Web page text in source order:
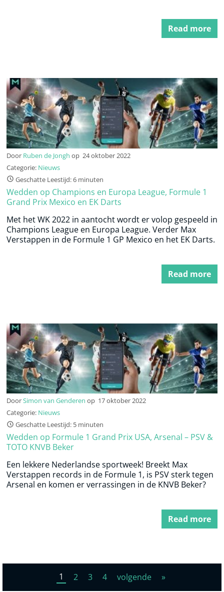
Read more
Door Ruben de Jongh op 24 oktober 2022
Categorie: Nieuws
Geschatte Leestijd: 6 minuten
Wedden op Champions en Europa League, Formule 1
Grand Prix Mexico en EK Darts
Met het WK 2022 in aantocht wordt er volop gespeeld in
Champions League en Europa League. Verder Max
Verstappen in de Formule 1 GP Mexico en het EK Darts.
Read more
DoorSimon van Genderen op 17 oktober 2022
Categorie: Nieuws
Geschatte Leestijd: 5 minuten
Wedden op Formule 1 Grand Prix USA, Arsenal – PSV &
TOTO KNVB Beker
Een lekkere Nederlandse sportweek! Breekt Max
Verstappen records in de Formule 1, is PSV sterk tegen
Arsenal en komen er verrassingen in de KNVB Beker?
Read more
1 2 3 4 volgende »